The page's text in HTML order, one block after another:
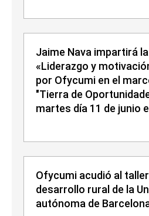
Jaime Nava impartirá
«Liderazgo y
por Ofycumi en el
"Tierra de
martes día 11 de junio
Ofycumi acudió al
desarrollo rural de la
autónoma de